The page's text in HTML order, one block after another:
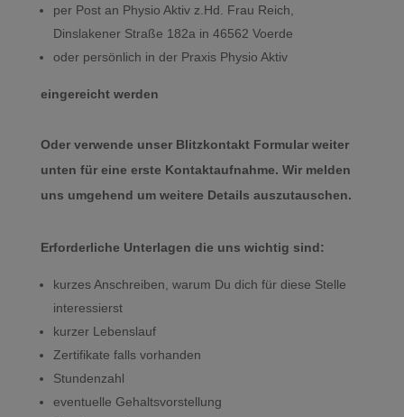
per Post an Physio Aktiv z.Hd. Frau Reich,
Dinslakener Straße 182a in 46562 Voerde
oder persönlich in der Praxis Physio Aktiv
eingereicht werden
Oder verwende unser Blitzkontakt Formular weiter
unten für eine erste Kontaktaufnahme. Wir melden
uns umgehend um weitere Details auszutauschen.
Erforderliche Unterlagen die uns wichtig sind:
kurzes Anschreiben, warum Du dich für diese Stelle
interessierst
kurzer Lebenslauf
Zertifikate falls vorhanden
Stundenzahl
eventuelle Gehaltsvorstellung